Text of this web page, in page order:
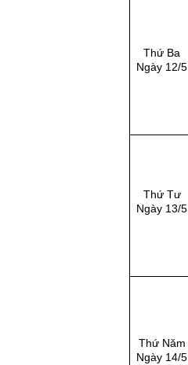
Thứ Ba
Ngày 12/5
Thứ Tư
Ngày 13/5
Thứ Năm
Ngày 14/5